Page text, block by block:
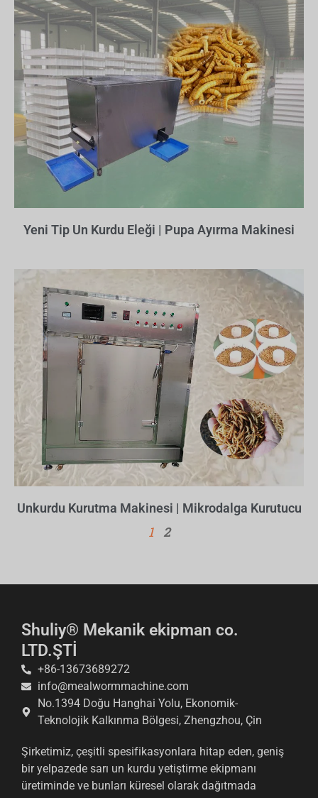
Yeni Tip Un Kurdu Eleği | Pupa Ayırma Makinesi
Unkurdu Kurutma Makinesi | Mikrodalga Kurutucu
1 2
Shuliy® Mekanik ekipman co.
LTD.ŞTİ
+86-13673689272
info@mealwormmachine.com
No.1394 Doğu Hanghai Yolu, Ekonomik-
Teknolojik Kalkınma Bölgesi, Zhengzhou, Çin
Şirketimiz, çeşitli spesifikasyonlara hitap eden, geniş
bir yelpazede sarı un kurdu yetiştirme ekipmanı
üretiminde ve bunları küresel olarak dağıtmada
Wechat